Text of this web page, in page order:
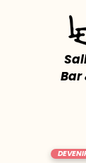
Bar